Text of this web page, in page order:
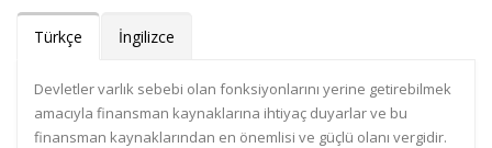
Türkçe İngilizce
Devletler varlık sebebi olan fonksiyonlarını yerine getirebilmek
amacıyla finansman kaynaklarına ihtiyaç duyarlar ve bu
finansman kaynaklarından en önemlisi ve güçlü olanı vergidir.